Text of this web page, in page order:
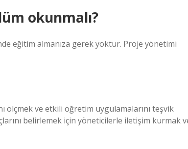
okunmalı?
eğitim almanıza gerek yoktur. Proje yönetimi
ölçmek ve etkili öğretim uygulamalarını teşvik
belirlemek için yöneticilerle iletişim kurmak